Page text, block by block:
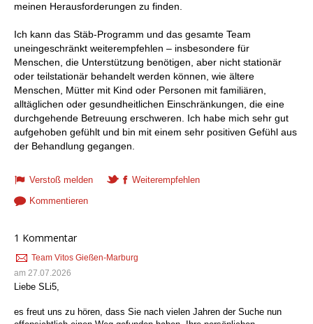
meinen Herausforderungen zu finden.
Ich kann das Stäb-Programm und das gesamte Team
uneingeschränkt weiterempfehlen – insbesondere für
Menschen, die Unterstützung benötigen, aber nicht stationär
oder teilstationär behandelt werden können, wie ältere
Menschen, Mütter mit Kind oder Personen mit familiären,
alltäglichen oder gesundheitlichen Einschränkungen, die eine
durchgehende Betreuung erschweren. Ich habe mich sehr gut
aufgehoben gefühlt und bin mit einem sehr positiven Gefühl aus
der Behandlung gegangen.
Verstoß melden
Weiterempfehlen
Kommentieren
1 Kommentar
Team Vitos Gießen-Marburg
am 27.07.2026
Liebe SLi5,
es freut uns zu hören, dass Sie nach vielen Jahren der Suche nun